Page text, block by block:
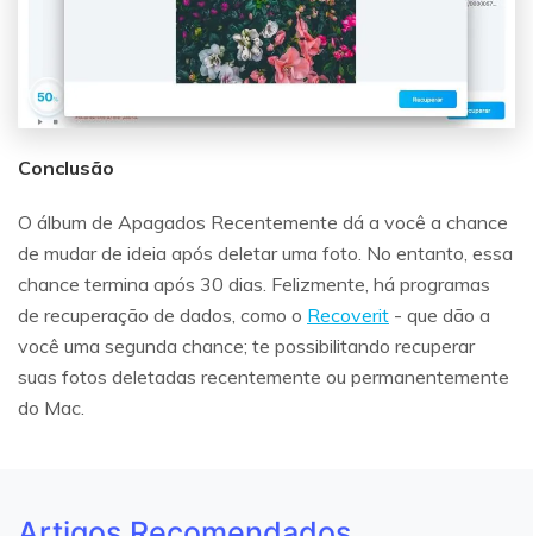
Conclusão
O álbum de Apagados Recentemente dá a você a chance
de mudar de ideia após deletar uma foto. No entanto, essa
chance termina após 30 dias. Felizmente, há programas
de recuperação de dados, como o Recoverit - que dão a
você uma segunda chance; te possibilitando recuperar
suas fotos deletadas recentemente ou permanentemente
do Mac.